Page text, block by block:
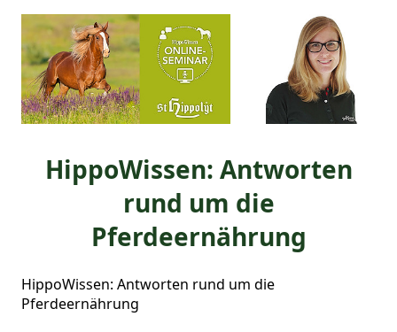
HippoWissen: Antworten
rund um die
Pferdeernährung
HippoWissen: Antworten rund um die
Pferdeernährung